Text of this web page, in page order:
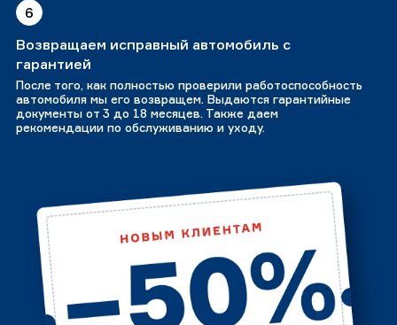
6
Возвращаем исправный автомобиль с
гарантией
После того, как полностью проверили работоспособность
автомобиля мы его возвращем. Выдаются гарантийные
документы от 3 до 18 месяцев. Также даем
рекомендации по обслуживанию и уходу.